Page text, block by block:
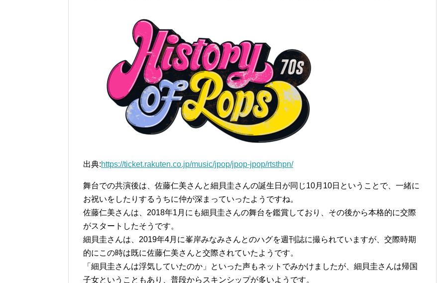
出典:https://ticket.rakuten.co.jp/music/jpop/jpop-jpop/rtsthpn/
舞台での共演後は、佐藤仁美さんと細貝圭さんの誕生日が同じ10月10日ということで、一緒に
お祝いをしたりするうちに仲が深まっていったようですね。
佐藤仁美さんは、2018年1月にも細貝圭さんの舞台を鑑賞しており、その後から本格的に交際
がスタートしたそうです。
細貝圭さんは、2019年4月に峯岸みなみさんとのハグを週刊誌に撮られていますが、交際時期
的にこの時は既に佐藤仁美さんと交際されていたようです。
「細貝圭さんは浮気していたのか」といった声もネットでみかけましたが、細貝圭さんは帰国
子女ということもあり、普段からスキンシップが多いようです。